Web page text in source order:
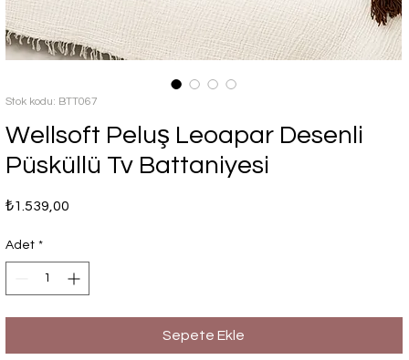
Stok kodu: BTT067
Wellsoft Peluş Leoapar Desenli
Püsküllü Tv Battaniyesi
₺1.539,00
Adet *
Sepete Ekle